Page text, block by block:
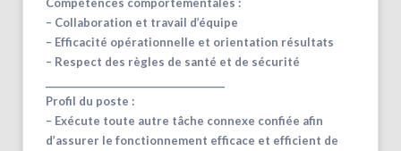
– Collaboration et travail d’équipe
– Efficacité opérationnelle et orientation résultats
– Respect des règles de santé et de sécurité
Profil du poste :
– Exécute toute autre tâche connexe confiée afin
d’assurer le fonctionnement efficace et efficient de